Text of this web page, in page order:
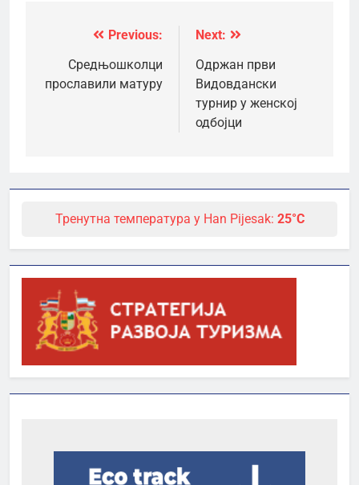
Кретање
чланка
Previous:
Средњошколци
прославили матуру
Next:
Одржан први
Видовдански
турнир у женској
одбојци
Тренутна температура у Han Pijesak: 25°C